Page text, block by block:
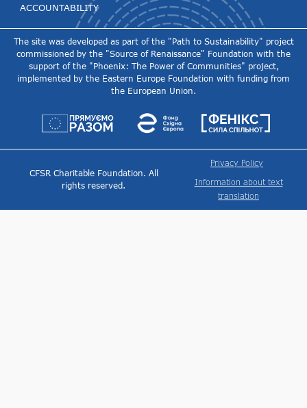
ACCOUNTABILITY
The site was developed as part of the "Path to Sustainability" project
commissioned by the "Source of Renaissance" Foundation with the
support of the "Phoenix: The Power of Communities" project,
implemented by the Eastern Europe Foundation with funding from
the European Union.
CFSR Charitable Foundation. All
rights reserved.
Privacy Policy
Information about text
translation